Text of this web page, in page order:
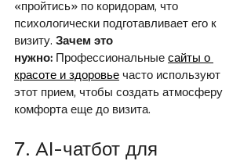
«пройтись» по коридорам, что
психологически подготавливает его к
визиту. Зачем это
нужно: Профессиональные сайты о
красоте и здоровье часто используют
этот прием, чтобы создать атмосферу
комфорта еще до визита.
7. AI-чатбот для